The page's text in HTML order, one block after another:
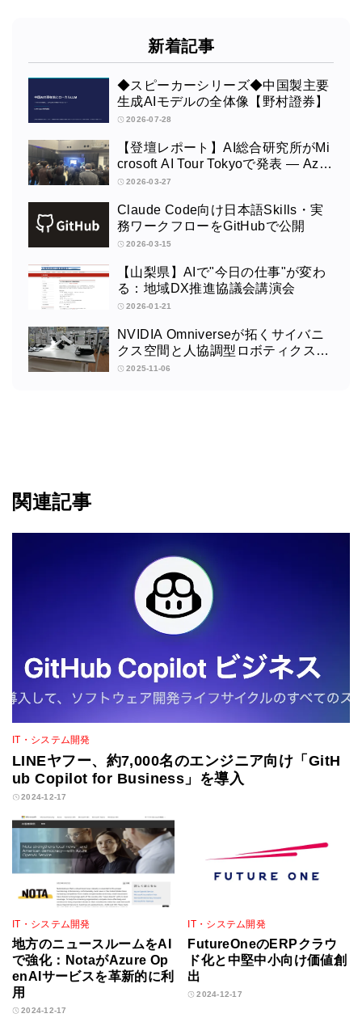
新着記事
◆スピーカーシリーズ◆中国製主要
生成AIモデルの全体像【野村證券】
2026-07-28
【登壇レポート】AI総合研究所がMi
crosoft AI Tour Tokyoで発表 ― Azur
e OpenAI × Fabric × TeamsによるAI
2026-03-27
Claude Code向け日本語Skills・実
務ワークフローをGitHubで公開
2026-03-15
【山梨県】AIで"今日の仕事"が変わ
る：地域DX推進協議会講演会
2026-01-21
NVIDIA Omniverseが拓くサイバニ
クス空間と人協調型ロボティクスの
未来：筑波大学サイバニクス研究セ
2025-11-06
関連記事
IT・システム開発
LINEヤフー、約7,000名のエンジニア向け「GitH
ub Copilot for Business」を導入
2024-12-17
IT・システム開発
地方のニュースルームをAI
で強化：NotaがAzure Op
enAIサービスを革新的に利
用
2024-12-17
IT・システム開発
FutureOneのERPクラウ
ド化と中堅中小向け価値創
出
2024-12-17